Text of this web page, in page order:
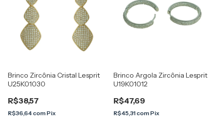
Brinco Zircônia Cristal Lesprit
U25K01030
R$38,57
R$36,64 com Pix
Brinco Argola Zircônia Lesprit
U19K01012
R$47,69
R$45,31 com Pix